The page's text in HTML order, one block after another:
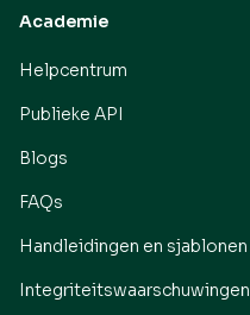
Academie
Helpcentrum
Publieke API
Blogs
FAQs
Handleidingen en sjablonen
Integriteitswaarschuwingen